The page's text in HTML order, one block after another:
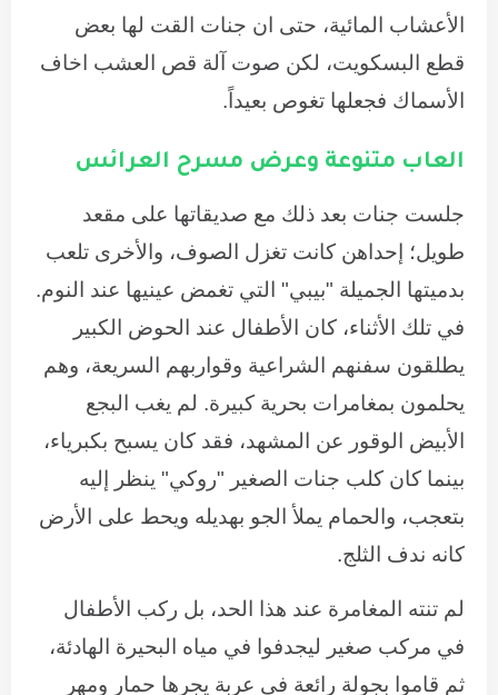
الأعشاب المائية، حتى ان جنات القت لها بعض
قطع البسكويت، لكن صوت آلة قص العشب اخاف
الأسماك فجعلها تغوص بعيداً.
العاب متنوعة وعرض مسرح العرائس
جلست جنات بعد ذلك مع صديقاتها على مقعد
طويل؛ إحداهن كانت تغزل الصوف، والأخرى تلعب
بدميتها الجميلة "بيبي" التي تغمض عينيها عند النوم.
في تلك الأثناء، كان الأطفال عند الحوض الكبير
يطلقون سفنهم الشراعية وقواربهم السريعة، وهم
يحلمون بمغامرات بحرية كبيرة. لم يغب البجع
الأبيض الوقور عن المشهد، فقد كان يسبح بكبرياء،
بينما كان كلب جنات الصغير "روكي" ينظر إليه
بتعجب، والحمام يملأ الجو بهديله ويحط على الأرض
كانه ندف الثلج.
لم تنته المغامرة عند هذا الحد، بل ركب الأطفال
في مركب صغير ليجدفوا في مياه البحيرة الهادئة،
ثم قاموا بجولة رائعة في عربة يجرها حمار ومهر